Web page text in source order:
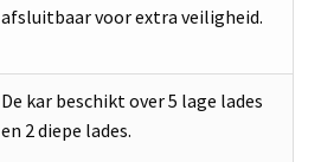
afsluitbaar voor extra veiligheid.
De kar beschikt over 5 lage lades
en 2 diepe lades.